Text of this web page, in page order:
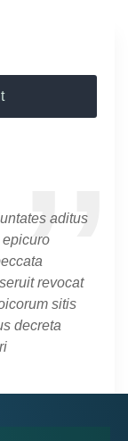
aditus
revocat
sitis
decreta